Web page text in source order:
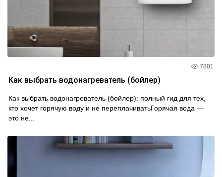
7801
Как выбрать водонагреватель (бойлер)
Как выбрать водонагреватель (бойлер): полный гид для тех,
кто хочет горячую воду и не переплачиватьГорячая вода —
это не...